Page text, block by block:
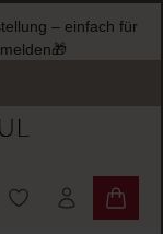
– einfach für
Du hast 0